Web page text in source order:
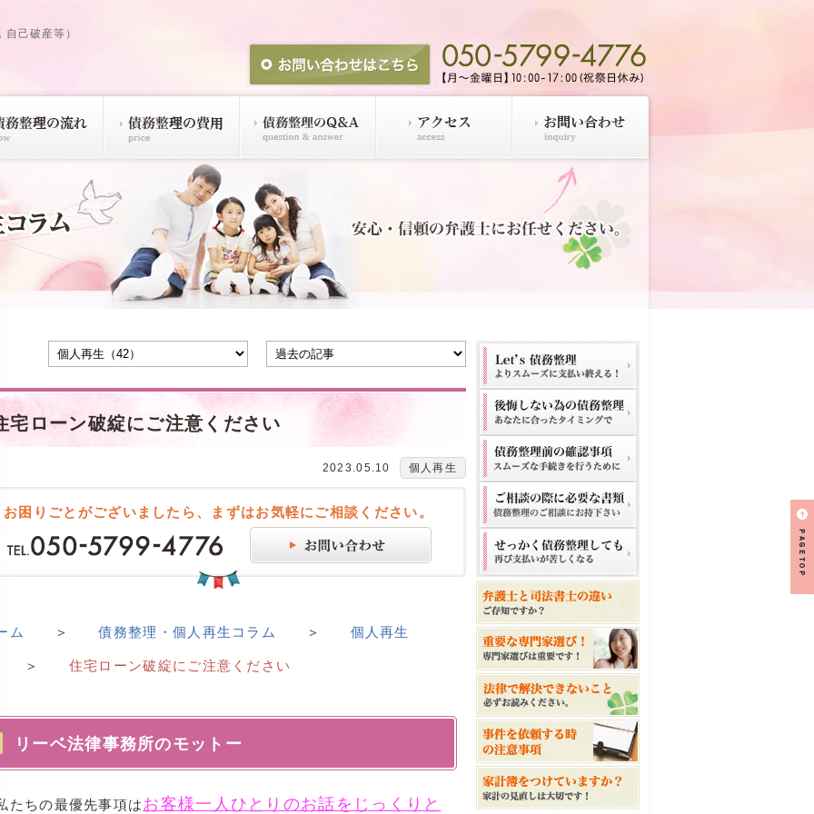
己破産等）
宅ローン破綻にご注意ください
2023.05.10 個人再生
お困りごとがございましたら、まずはお気軽にご相談ください。
ム ＞債務整理・個人再生コラム ＞ 個人再生
住宅ローン破綻にご注意ください
リーベ法律事務所のモットー
ちの最優先事項はお客様一人ひとりのお話をじっくりと